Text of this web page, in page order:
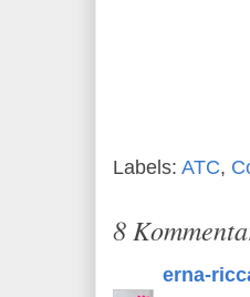
Labels: ATC,
8
erna-